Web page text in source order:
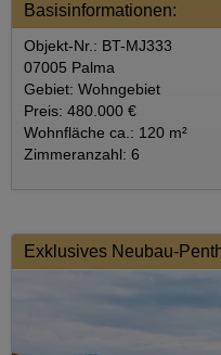
Basisinformationen:
Objekt-Nr.: BT-MJ333
07005 Palma
Gebiet: Wohngebiet
Preis: 480.000 €
Wohnfläche ca.: 120 m²
Zimmeranzahl: 6